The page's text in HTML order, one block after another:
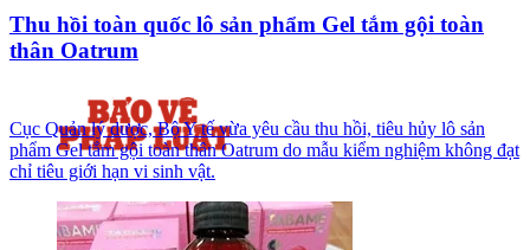
Thu hồi toàn quốc lô sản phẩm Gel tắm gội toàn
thân Oatrum
Cục Quản lý dược, Bộ Y tế vừa yêu cầu thu hồi, tiêu hủy lô sản
phẩm Gel tắm gội toàn thân Oatrum do mẫu kiểm nghiệm không đạt
chỉ tiêu giới hạn vi sinh vật.